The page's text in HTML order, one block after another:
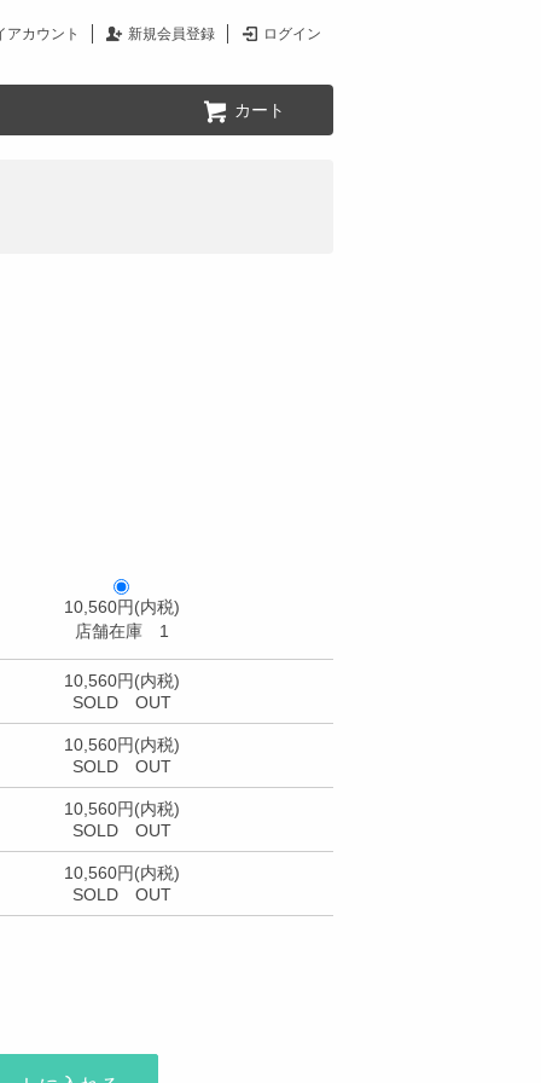
アカウント 新規会員登録 ログイン
カート
10,560円(内税)
店舗在庫 1
10,560円(内税)
SOLD OUT
10,560円(内税)
SOLD OUT
10,560円(内税)
SOLD OUT
10,560円(内税)
SOLD OUT